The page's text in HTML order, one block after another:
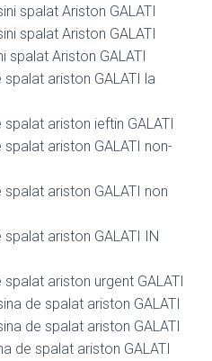
spalat Ariston GALATI
spalat Ariston GALATI
spalat Ariston GALATI
ariston GALATI la
ariston ieftin GALATI
ariston GALATI non-
ariston GALATI non
ariston GALATI IN
ariston urgent GALATI
de spalat ariston GALATI
de spalat ariston GALATI
de spalat ariston GALATI